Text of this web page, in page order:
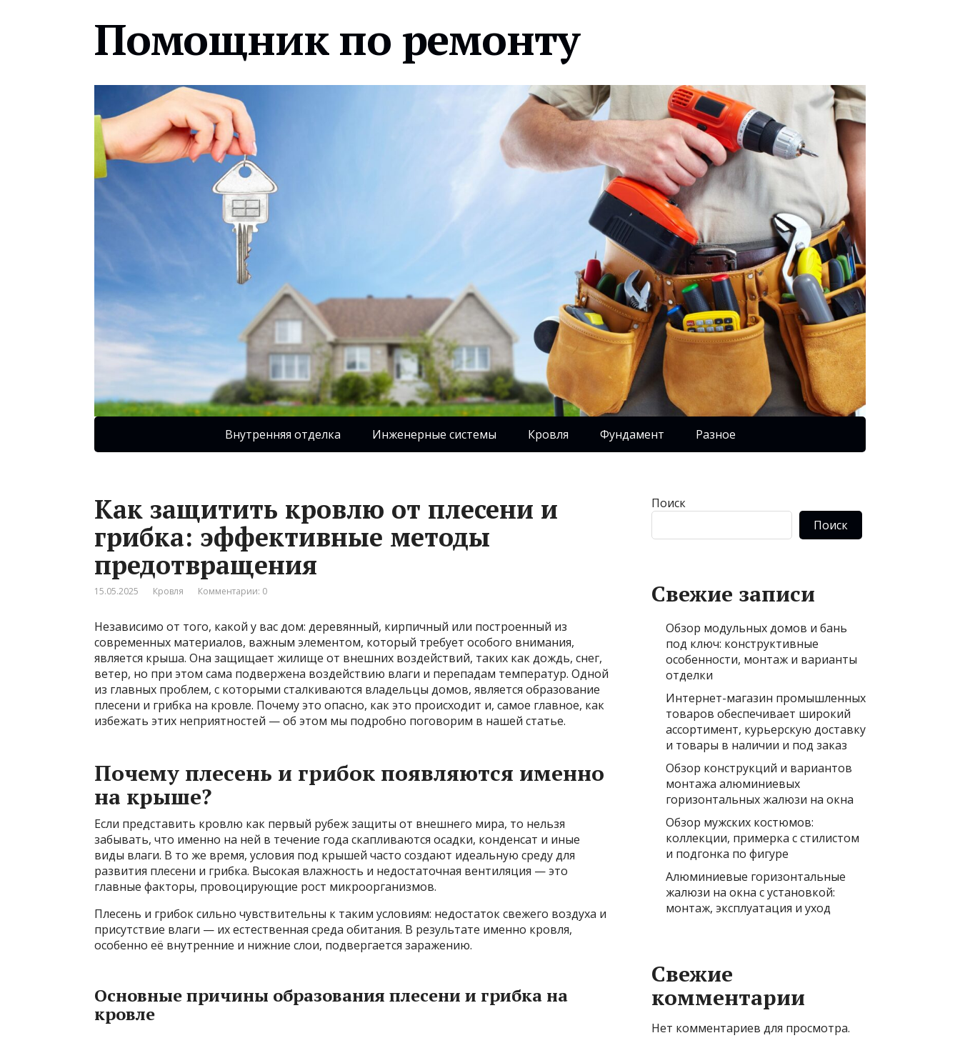
Помощник по ремонту
Внутренняя отделка Инженерные системы Кровля Фундамент Разное
Как защитить кровлю от плесени и
грибка: эффективные методы
предотвращения
15.05.2025 Кровля Комментарии: 0
Независимо от того, какой у вас дом: деревянный, кирпичный или построенный из
современных материалов, важным элементом, который требует особого внимания,
является крыша. Она защищает жилище от внешних воздействий, таких как дождь, снег,
ветер, но при этом сама подвержена воздействию влаги и перепадам температур. Одной
из главных проблем, с которыми сталкиваются владельцы домов, является образование
плесени и грибка на кровле. Почему это опасно, как это происходит и, самое главное, как
избежать этих неприятностей — об этом мы подробно поговорим в нашей статье.
Почему плесень и грибок появляются именно
на крыше?
Если представить кровлю как первый рубеж защиты от внешнего мира, то нельзя
забывать, что именно на ней в течение года скапливаются осадки, конденсат и иные
виды влаги. В то же время, условия под крышей часто создают идеальную среду для
развития плесени и грибка. Высокая влажность и недостаточная вентиляция — это
главные факторы, провоцирующие рост микроорганизмов.
Плесень и грибок сильно чувствительны к таким условиям: недостаток свежего воздуха и
присутствие влаги — их естественная среда обитания. В результате именно кровля,
особенно её внутренние и нижние слои, подвергается заражению.
Основные причины образования плесени и грибка на
кровле
Поиск
Поиск
Свежие записи
Обзор модульных домов и бань
под ключ: конструктивные
особенности, монтаж и варианты
отделки
Интернет-магазин промышленных
товаров обеспечивает широкий
ассортимент, курьерскую доставку
и товары в наличии и под заказ
Обзор конструкций и вариантов
монтажа алюминиевых
горизонтальных жалюзи на окна
Обзор мужских костюмов:
коллекции, примерка с стилистом
и подгонка по фигуре
Алюминиевые горизонтальные
жалюзи на окна с установкой:
монтаж, эксплуатация и уход
Свежие
комментарии
Нет комментариев для просмотра.